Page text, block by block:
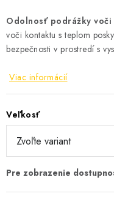
Odolnosť podrážky
voči kontaktu s teplom
bezpečnosti v prostredí s
Viac informácií
Veľkosť